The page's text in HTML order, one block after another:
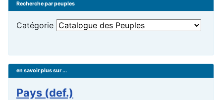
Recherche par peuples
Catégorie
en savoir plus sur ...
Pays (def.)